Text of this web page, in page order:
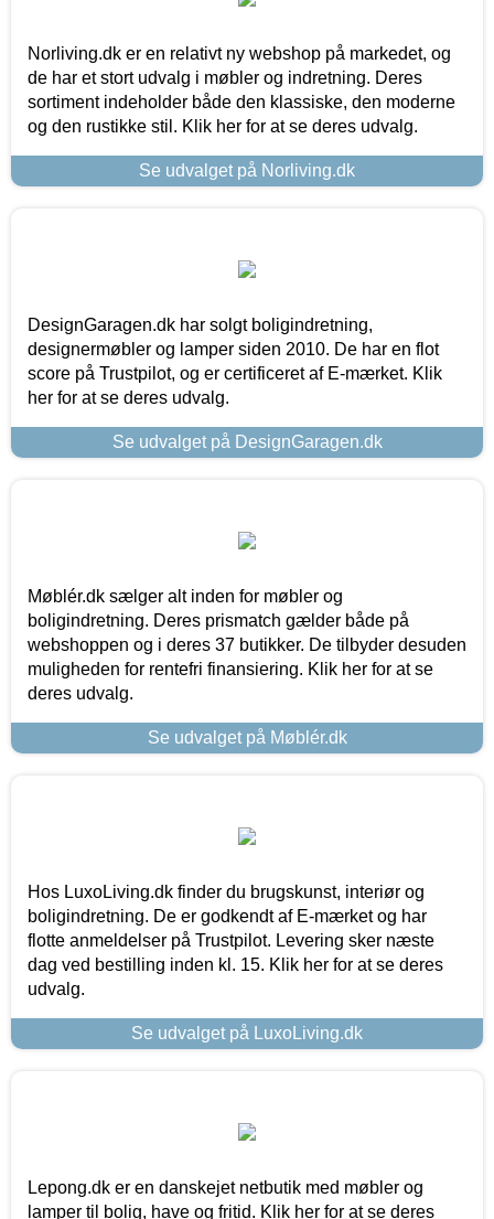
Norliving.dk er en relativt ny webshop på markedet, og
de har et stort udvalg i møbler og indretning. Deres
sortiment indeholder både den klassiske, den moderne
og den rustikke stil. Klik her for at se deres udvalg.
Se udvalget på Norliving.dk
DesignGaragen.dk har solgt boligindretning,
designermøbler og lamper siden 2010. De har en flot
score på Trustpilot, og er certificeret af E-mærket. Klik
her for at se deres udvalg.
Se udvalget på DesignGaragen.dk
Møblér.dk sælger alt inden for møbler og
boligindretning. Deres prismatch gælder både på
webshoppen og i deres 37 butikker. De tilbyder desuden
muligheden for rentefri finansiering. Klik her for at se
deres udvalg.
Se udvalget på Møblér.dk
Hos LuxoLiving.dk finder du brugskunst, interiør og
boligindretning. De er godkendt af E-mærket og har
flotte anmeldelser på Trustpilot. Levering sker næste
dag ved bestilling inden kl. 15. Klik her for at se deres
udvalg.
Se udvalget på LuxoLiving.dk
Lepong.dk er en danskejet netbutik med møbler og
lamper til bolig, have og fritid. Klik her for at se deres